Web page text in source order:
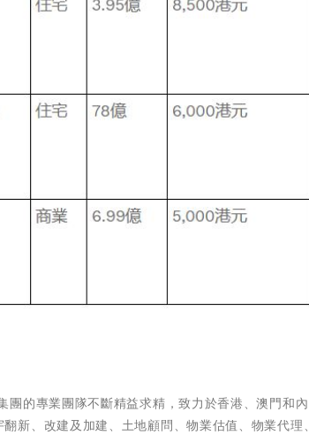
的專業團隊不斷精益求精，致力於香港、澳門和內
新、改建及加建、土地顧問、物業估值、物業代理、